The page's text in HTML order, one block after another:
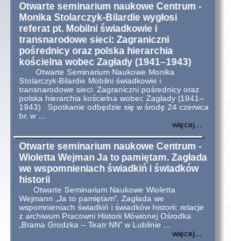
Otwarte seminarium naukowe Centrum -
Monika Stolarczyk-Bilardie wygłosi
referat pt. Mobilni świadkowie i
transnarodowe sieci: Zagraniczni
pośrednicy oraz polska hierarchia
kościelna wobec Zagłady (1941–1943)
Otwarte Seminarium Naukowe Monika
Stolarczyk-Bilardie Mobilni świadkowie i
transnarodowe sieci: Zagraniczni pośrednicy oraz
polska hierarchia kościelna wobec Zagłady (1941–
1943) Spotkanie odbędzie się w środę 24 czerwca
br. w ...
więcej...
Otwarte seminarium naukowe Centrum -
Wioletta Wejman Ja to pamiętam. Zagłada
we wspomnieniach świadkiń i świadków
historii
Otwarte Seminarium Naukowe Wioletta
Wejmann „Ja to pamiętam”. Zagłada we
wspomnieniach świadkiń i świadków historii: relacje
z archiwum Pracowni Historii Mówionej Ośrodka
„Brama Grodzka – Teatr NN” w Lublinie ...
więcej...